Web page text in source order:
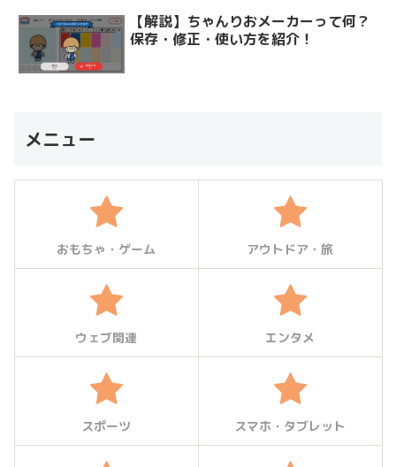
【解説】ちゃんりおメーカーって何？
保存・修正・使い方を紹介！
メニュー
おもちゃ・ゲーム アウトドア・旅
ウェブ関連 エンタメ
スポーツ スマホ・タブレット